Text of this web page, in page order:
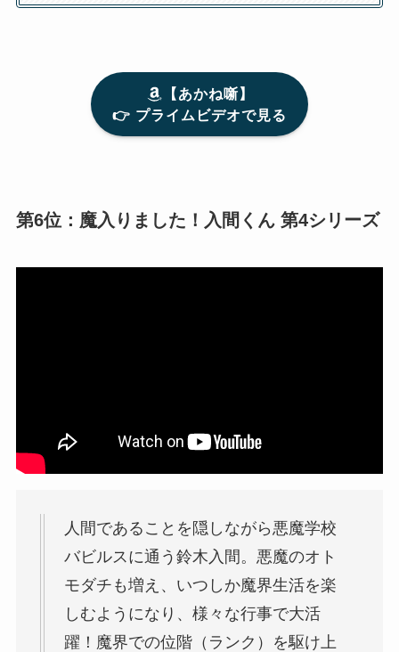
【あかね噺】
👉 プライムビデオで見る
第6位：魔入りました！入間くん 第4シリーズ
人間であることを隠しながら悪魔学校
バビルスに通う鈴木入間。悪魔のオト
モダチも増え、いつしか魔界生活を楽
しむようになり、様々な行事で大活
躍！魔界での位階（ランク）を駆け上